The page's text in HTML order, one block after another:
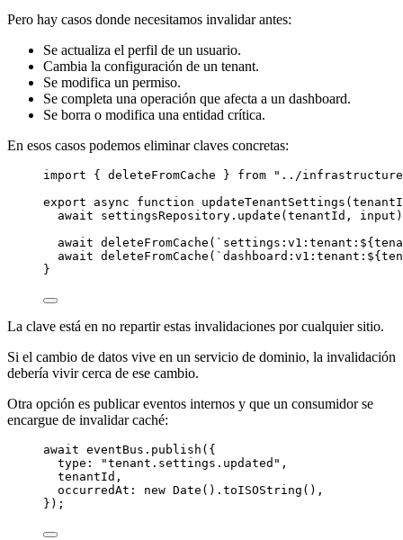
Pero hay casos donde necesitamos invalidar antes:
Se actualiza el perfil de un usuario.
Cambia la configuración de un tenant.
Se modifica un permiso.
Se completa una operación que afecta a un dashboard.
Se borra o modifica una entidad crítica.
En esos casos podemos eliminar claves concretas:
import { deleteFromCache } from
"../infrastructure/
export
async function updateTenantSettings (
await settingsRepository. update (tenantId,
await deleteFromCache ( `settings:v1:tenant:${
await deleteFromCache ( `dashboard:v1:tenant:${
}
La clave está en no repartir estas invalidaciones por cualquier sitio.
Si el cambio de datos vive en un servicio de dominio, la invalidación
debería vivir cerca de ese cambio.
Otra opción es publicar eventos internos y que un consumidor se
encargue de invalidar caché:
await eventBus. publish ({
type:
"tenant.settings.updated" ,
tenantId,
occurredAt: new Date (). toISOString (),
});